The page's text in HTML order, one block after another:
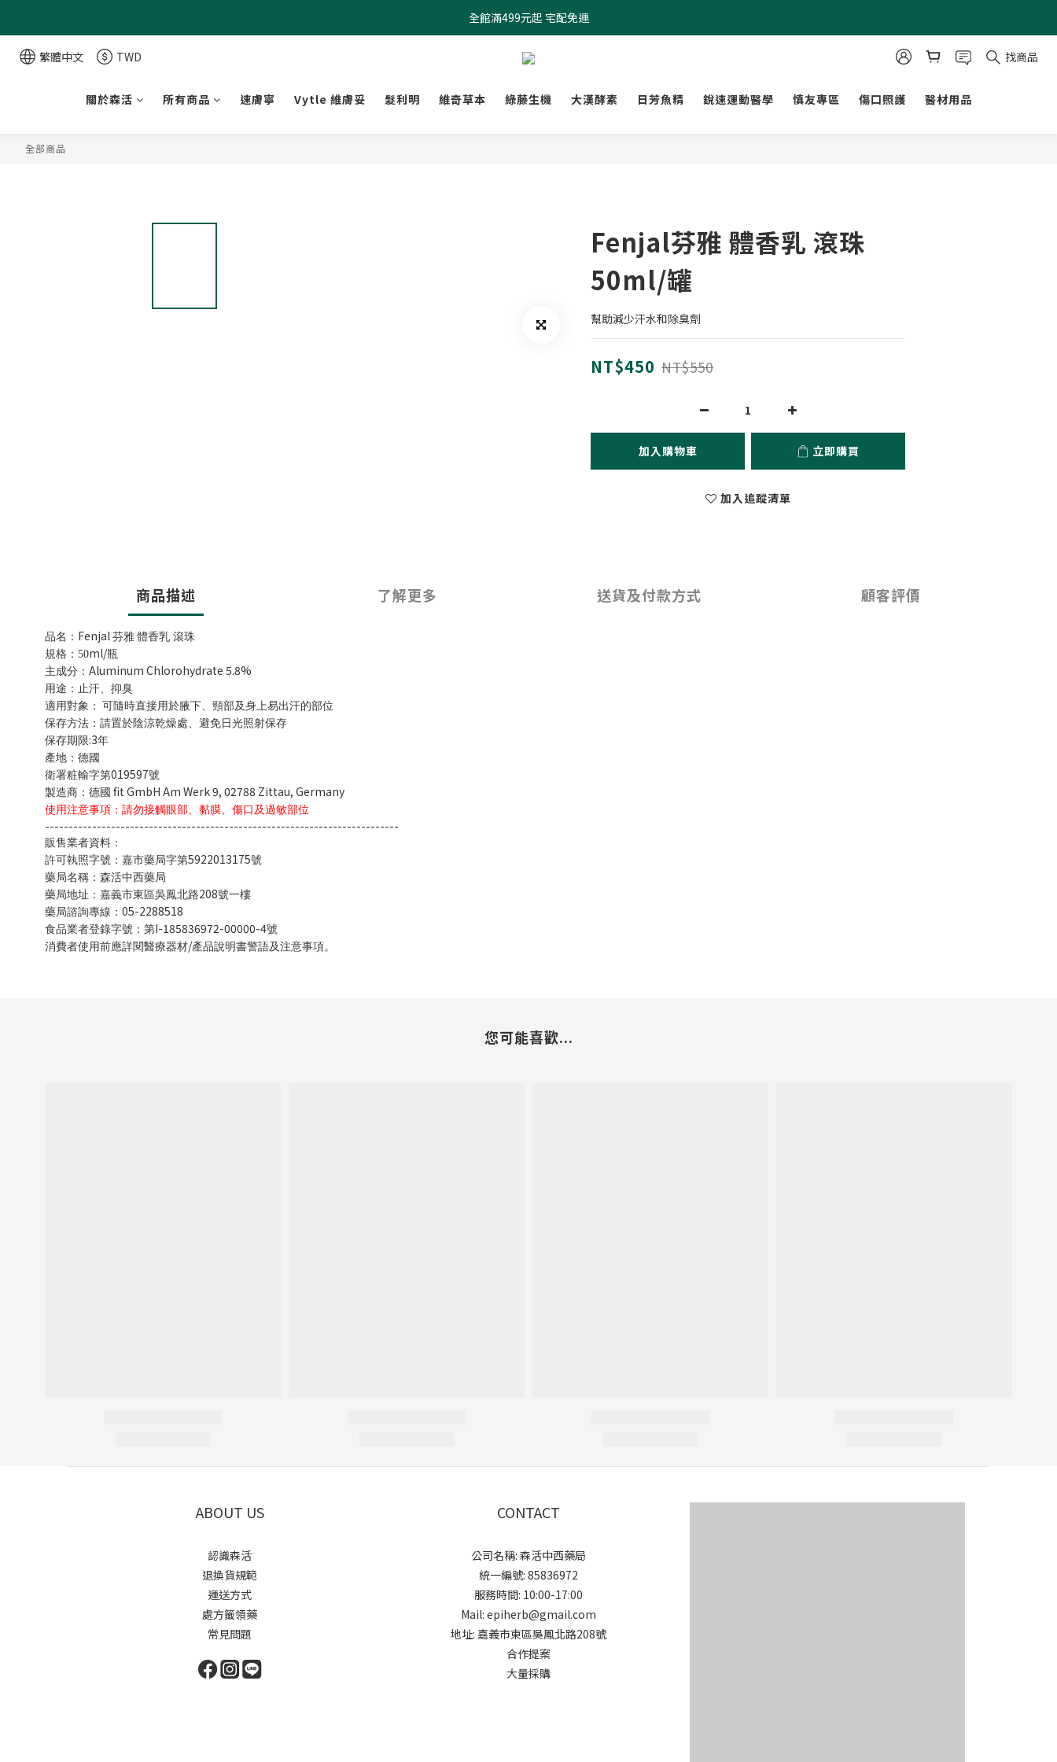
全館滿499元起 宅配免運
全館滿499元起 宅配免運
加入會員 $100元購物金現領現折
繁體中文 TWD 找商品
關於森活 所有商品 速膚寧 Vytle 維膚妥 髮利明 維奇草本 綠藤生機 大漢酵素 日芳魚精 銳速運動醫學 慎友專區 傷口照護 醫材用品
全部商品
Fenjal芬雅 體香乳 滾珠
50ml/罐
幫助減少汗水和除臭劑
NT$450 NT$550
加入購物車 立即購買
加入追蹤清單
商品描述 了解更多 送貨及付款方式 顧客評價
品名： Fenjal 芬雅 體香乳 滾珠
規格：50ml/瓶
主成分： Aluminum Chlorohydrate 5.8%
用途：止汗、抑臭
適用對象： 可隨時直接用於腋下、頸部及身上易出汗的部位
保存方法：請置於陰涼乾燥處、避免日光照射保存
保存期限:3年
產地：德國
衛署粧輸字第019597號
製造商：德國 fit GmbH Am Werk 9, 02788 Zittau, Germany
使用注意事項：請勿接觸眼部、黏膜、傷口及過敏部位
---------------------------------------------------------------------------
販售業者資料：
許可執照字號：嘉市藥局字第5922013175號
藥局名稱：森活中西藥局
藥局地址：嘉義市東區吳鳳北路208號一樓
藥局諮詢專線： 05-2288518
食品業者登錄字號：第I-185836972-00000-4號
消費者使用前應詳閱醫療器材/產品說明書警語及注意事項。
您可能喜歡...
ABOUT US
認識森活
退換貨規範
運送方式
處方籤領藥
常見問題
CONTACT
公司名稱: 森活中西藥局
統一編號: 85836972
服務時間: 10:00-17:00
Mail: epiherb@gmail.com
地址: 嘉義市東區吳鳳北路208號
合作提案
大量採購